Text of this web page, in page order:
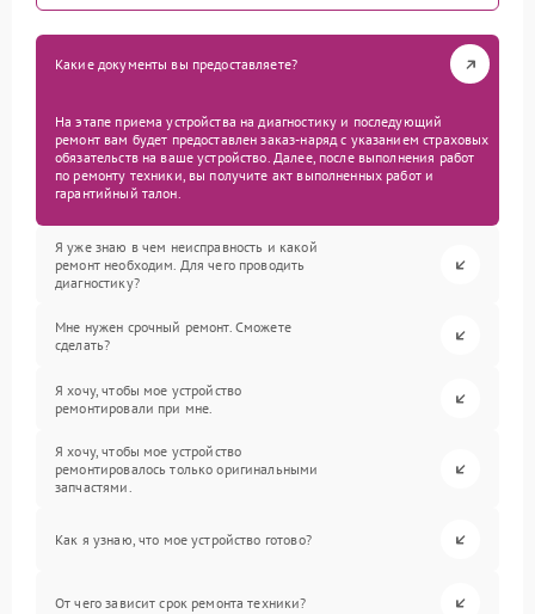
Какие документы вы предоставляете?
На этапе приема устройства на диагностику и последующий
ремонт вам будет предоставлен заказ-наряд с указанием страховых
обязательств на ваше устройство. Далее, после выполнения работ
по ремонту техники, вы получите акт выполненных работ и
гарантийный талон.
Я уже знаю в чем неисправность и какой
ремонт необходим. Для чего проводить
диагностику?
Мне нужен срочный ремонт. Сможете
сделать?
Я хочу, чтобы мое устройство
ремонтировали при мне.
Я хочу, чтобы мое устройство
ремонтировалось только оригинальными
запчастями.
Как я узнаю, что мое устройство готово?
От чего зависит срок ремонта техники?